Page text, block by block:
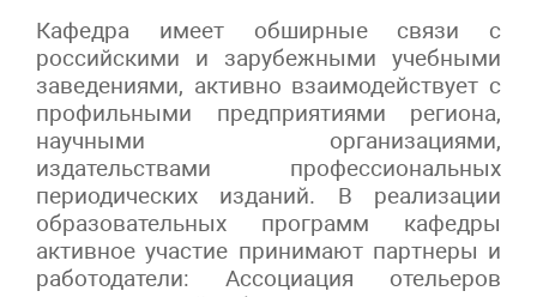
Кафедра имеет обширные связи с
российскими и зарубежными учебными
заведениями, активно взаимодействует с
профильными предприятиями региона,
научными организациями,
издательствами профессиональных
периодических изданий. В реализации
образовательных программ кафедры
активное участие принимают партнеры и
работодатели: Ассоциация отельеров